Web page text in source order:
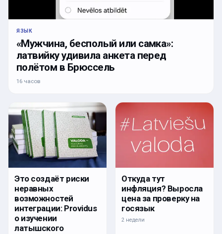
ЯЗЫК
«Мужчина, бесполый или самка»:
латвийку удивила анкета перед
полётом в Брюссель
16 часов
Это создаёт риски
неравных
возможностей
интеграции: Providus
о изучении
латышского
Откуда тут
инфляция? Выросла
цена за проверку на
госязык
2 недели